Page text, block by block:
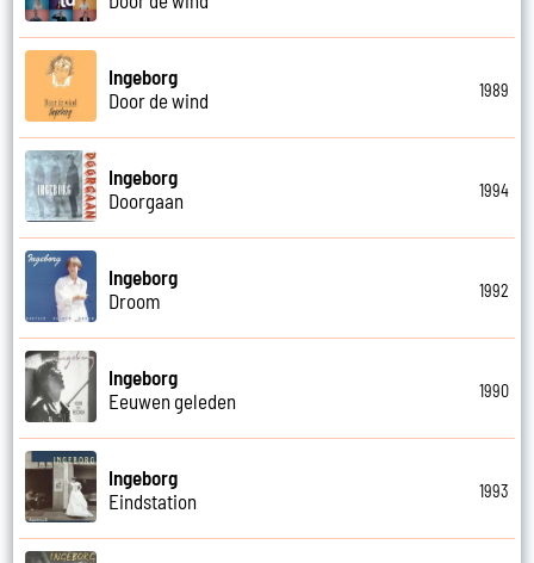
Ingeborg
Door de wind
1989
Ingeborg
Doorgaan
1994
Ingeborg
Droom
1992
Ingeborg
Eeuwen geleden
1990
Ingeborg
Eindstation
1993